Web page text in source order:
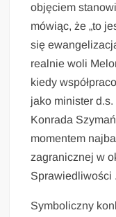
objęciem
mówiąc, że „to
się
realnie woli
kiedy
jako minister d.s.
Konrada
momentem
zagranicznej w
Sprawiedliwości .
Symboliczny